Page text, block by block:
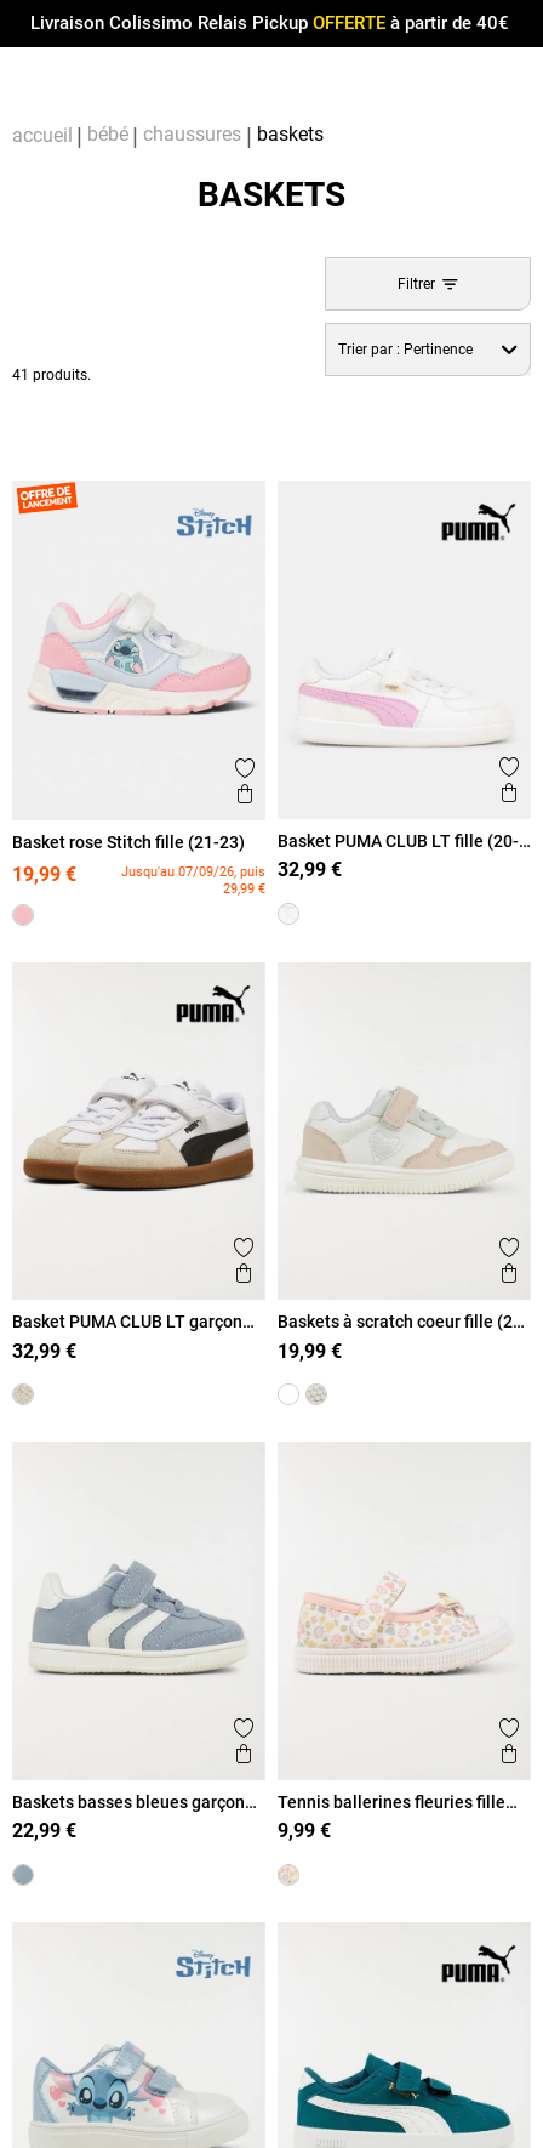
Livraison Colissimo Relais Pickup OFFERTEà partir de 40€
accueil bébé chaussures baskets
BASKETS
41 produits.
Filtrer
Trier par : Pertinence
Ajouter aux favoris
Aperçu rapide
Basket rose Stitch fille (21-23)
19,99 €
Jusqu'au 07/09/26, puis
29,99 €
Basket PUMA CLUB LT fille (20-
27)
32,99 €
Ajouter aux favoris
Aperçu rapide
Basket PUMA CLUB LT garçon
(20-27)
32,99 €
Baskets à scratch coeur fille (20-
23)
19,99 €
Ajouter aux favoris
Aperçu rapide
Baskets basses bleues garçon
(19-23)
22,99 €
Tennis ballerines fleuries fille
(20-23)
9,99 €